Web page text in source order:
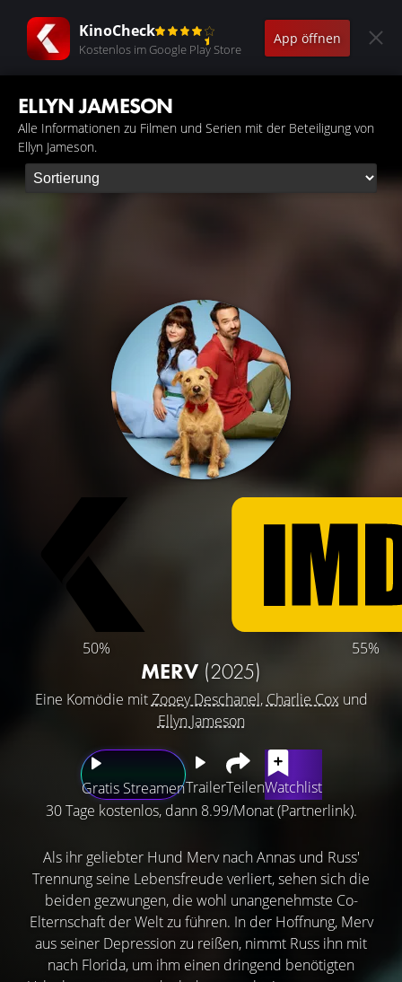
KinoCheck
Kostenlos im Google Play Store
App öffnen
ELLYN JAMESON
Alle Informationen zu Filmen und Serien mit der Beteiligung von
Ellyn Jameson.
50% 55%
MERV (2025)
Eine Komödie mitZooey Deschanel, Charlie Coxund
Ellyn Jameson
Gratis StreamenTrailerTeilenWatchlist
30 Tage kostenlos, dann 8.99/Monat (Partnerlink).
Als ihr geliebter Hund Merv nach Annas und Russ'
Trennung seine Lebensfreude verliert, sehen sich die
beiden gezwungen, die wohl unangenehmste Co-
Elternschaft der Welt zu führen. In der Hoffnung, Merv
aus seiner Depression zu reißen, nimmt Russ ihn mit
nach Florida, um ihm einen dringend benötigten